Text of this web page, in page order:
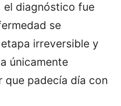
el diagnóstico fue
se
irreversible y
únicamente
que padecía día con